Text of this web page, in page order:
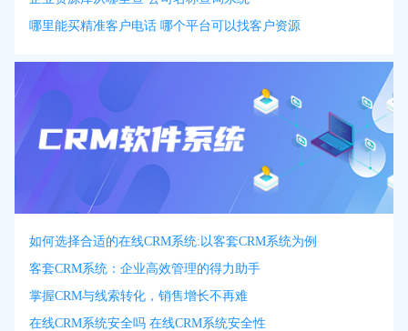
哪里能买精准客户电话 哪个平台可以找客户资源
如何选择合适的在线CRM系统:以客套CRM系统为例
客套CRM系统：企业高效管理的得力助手
掌握CRM与线索转化，销售增长不再难
在线CRM系统安全吗 在线CRM系统安全性